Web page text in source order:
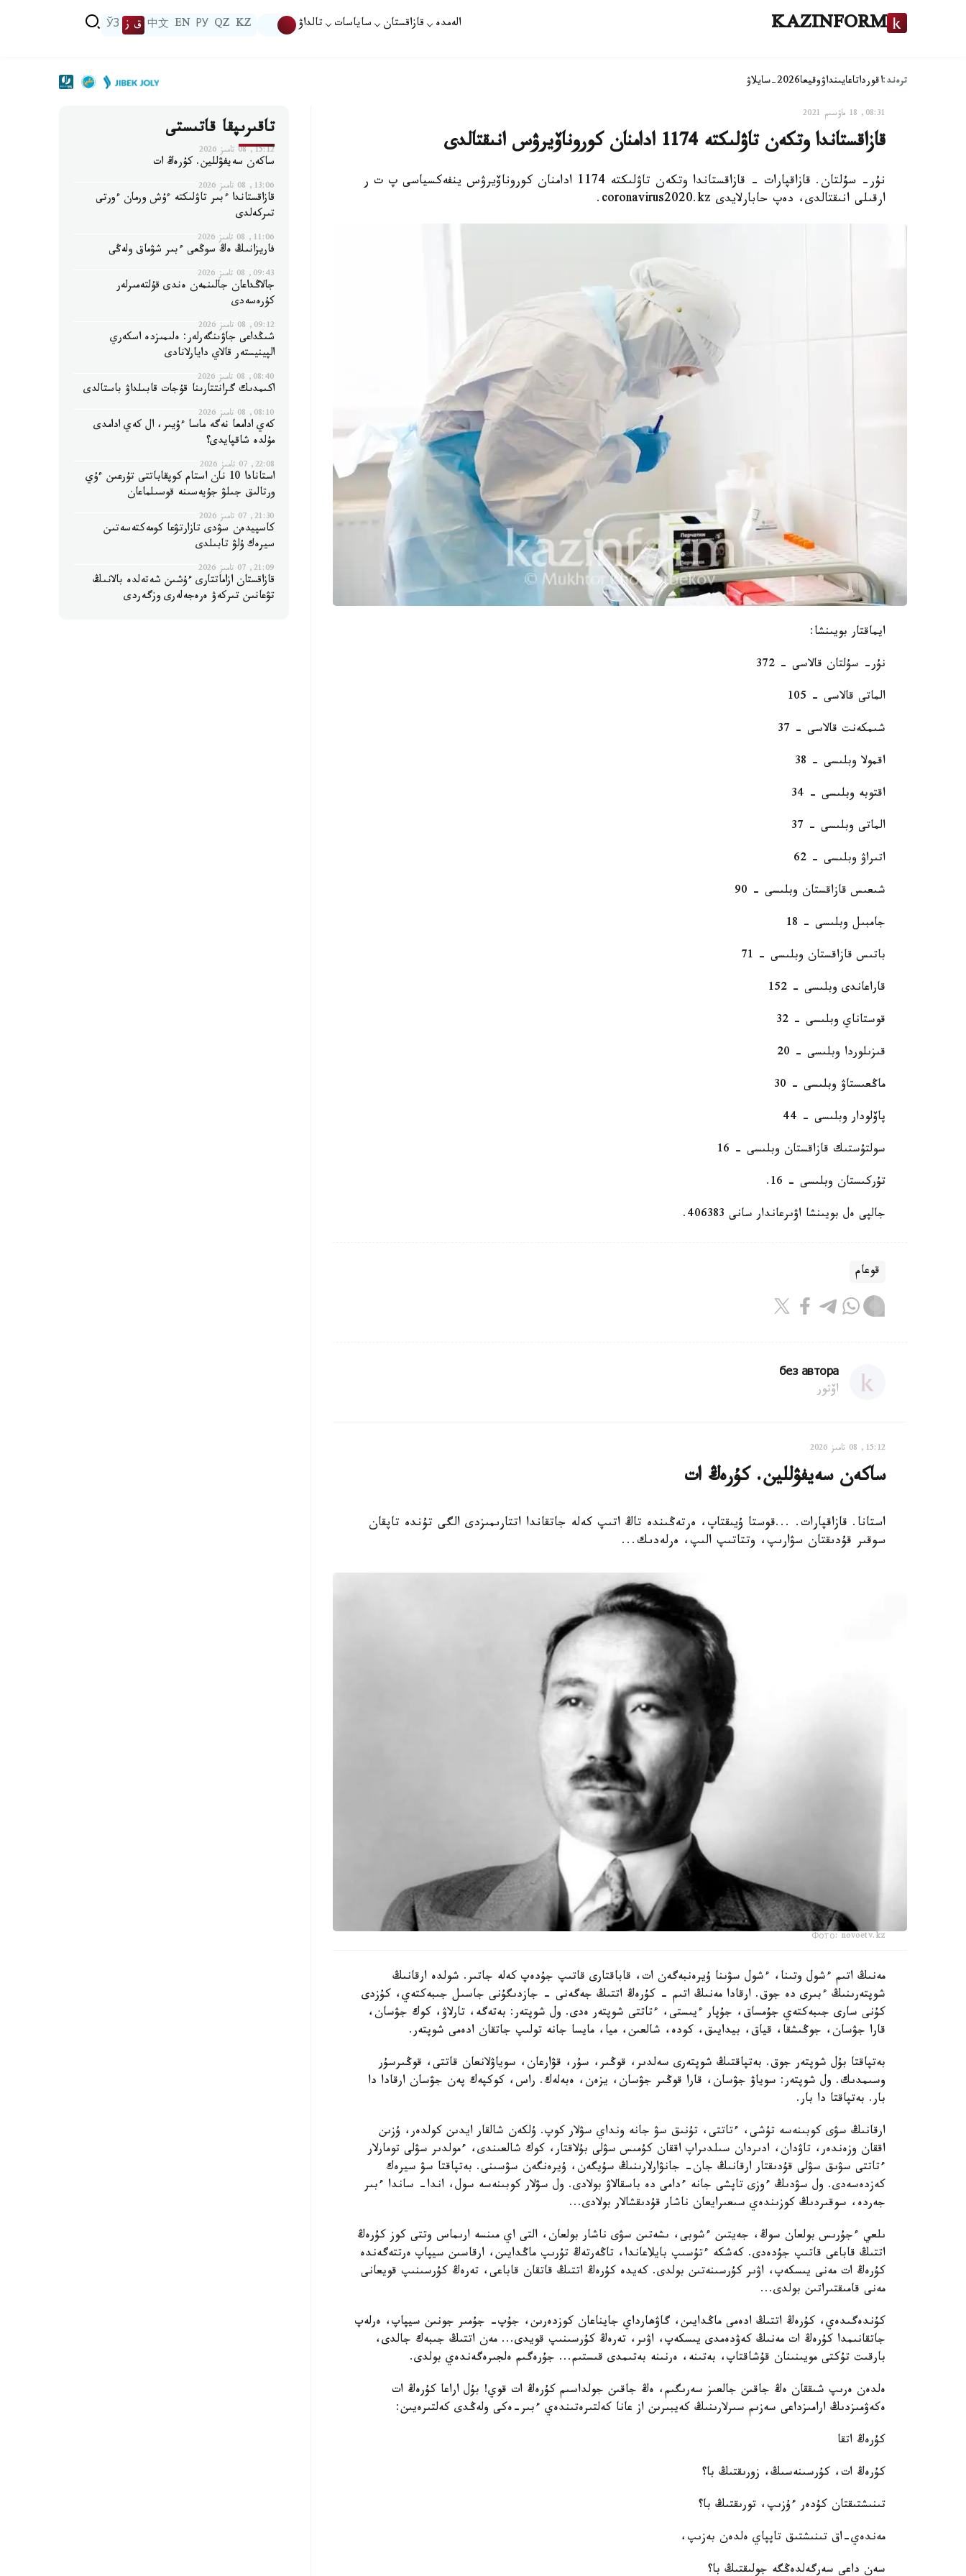
KAZINFORM الەمدە قازاقستان ساياسات تالداۋ KZ
QZ
РУ
EN
中文 ق ز ЎЗ
ترەند:اقورداتاعايىنداۋوقيعا2026-سايلاۋ
08:31, 18 ماۋسىم 2021
قازاقستاندا وتكەن تاۋلىكتە 1174 ادامنان كوروناۆيرۋس انىقتالدى
نۇر- سۇلتان. قازاقپارات - قازاقستاندا وتكەن تاۋلىكتە 1174 ادامنان كوروناۆيرۋس ينفەكسياسى پ ت ر
ارقىلى انىقتالدى، دەپ حابارلايدى coronavirus2020.kz.
ايماقتار بويىنشا:
نۇر- سۇلتان قالاسى – 372
الماتى قالاسى – 105
شىمكەنت قالاسى – 37
اقمولا وبلىسى – 38
اقتوبە وبلىسى – 34
الماتى وبلىسى – 37
اتىراۋ وبلىسى – 62
شىعىس قازاقستان وبلىسى – 90
جامبىل وبلىسى – 18
باتىس قازاقستان وبلىسى – 71
قاراعاندى وبلىسى – 152
قوستاناي وبلىسى – 32
قىزىلوردا وبلىسى – 20
ماڭعىستاۋ وبلىسى – 30
پاۆلودار وبلىسى – 44
سولتۇستىك قازاقستان وبلىسى – 16
تۇركىستان وبلىسى - 16.
جالپى ەل بويىنشا اۋىرعاندار سانى 406383.
قوعام
без автора
اۆتور
15:12, 08 تامىز 2026
ساكەن سەيفۋللين. كۇرەڭ ات
استانا. قازاقپارات. ...قوستا ۇيىقتاپ، ەرتەڭىندە تاڭ اتىپ كەلە جاتقاندا اتتارىمىزدى الگى تۇندە تاپقان
سوقىر قۇدىقتان سۋارىپ، وتتاتىپ الىپ، ەرلەدىك...
Фото: novoetv.kz
مەنىڭ اتىم ءشول وتىنا، ءشول سۋىنا ۇيرەنبەگەن ات، قاباقتارى قاتىپ جۇدەپ كەلە جاتىر. شولدە ارقانىڭ
شوپتەرىنىڭ ءبىرى دە جوق. ارقادا مەنىڭ اتىم - كۇرەڭ اتتىڭ جەگەنى - جازدىگۇنى جاسىل جىبەكتەي، كۇزدى
كۇنى سارى جىبەكتەي جۇمساق، جۇپار ءيىستى، ءتاتتى شوپتەر ەدى. ول شوپتەر: بەتەگە، تارلاۋ، كوك جۋسان،
قارا جۋسان، جوڭىشقا، قياق، بيدايىق، كودە، شالعىن، ميا، مايسا جانە تولىپ جاتقان ادەمى شوپتەر.
بەتپاقتا بۇل شوپتەر جوق. بەتپاقتىڭ شوپتەرى سەلدىر، قوڭىر، سۇر، قۋارعان، سوياۋلانعان قاتتى، قوڭىرسۇر
وسىمدىك. ول شوپتەر: سوياۋ جۋسان، قارا قوڭىر جۋسان، يزەن، ەبەلەك. راس، كوكپەك پەن جۋسان ارقادا دا
بار. بەتپاقتا دا بار.
ارقانىڭ سۋى كوبىنەسە تۇشى، ءتاتتى، تۇنىق سۋ جانە ونداي سۋلار كوپ. ۇلكەن شالقار ايدىن كولدەر، ۇزىن
اققان وزەندەر، تاۋدان، ادىردان سىلدىراپ اققان كۇمىس سۋلى بۇلاقتار، كوك شالعىندى، ءمولدىر سۋلى تومارلار
ءتاتتى سۋىق سۋلى قۇدىقتار ارقانىڭ جان- جانۋارلارىنىڭ سۇيگەن، ۇيرەنگەن سۋسىنى. بەتپاقتا سۋ سيرەك
كەزدەسەدى. ول سۋدىڭ ءوزى تاپشى جانە ءدامى دە باسقالاۋ بولادى. ول سۋلار كوبىنەسە سول، اندا- ساندا ءبىر
جەردە، سوقىردىڭ كوزىندەي سىعىرايعان ناشار قۇدىقشالار بولادى...
ىلعي ءجۇرىس بولعان سوڭ، جەيتىن ءشوبى، ىشەتىن سۋى ناشار بولعان، التى اي مىنسە ارىماس وتتى كوز كۇرەڭ
اتتىڭ قاباعى قاتىپ جۇدەدى. كەشكە ءتۇسىپ بايلاعاندا، تاڭەرتەڭ تۇرىپ ماڭدايىن، ارقاسىن سيپاپ ەرتتەگەندە
كۇرەڭ ات مەنى يىسكەپ، اۋىر كۇرسىنەتىن بولدى. كەيدە كۇرەڭ اتتىڭ قاتقان قاباعى، تەرەڭ كۇرسىنىپ قويعانى
مەنى قامىقتىراتىن بولدى...
كۇندەگىدەي، كۇرەڭ اتتىڭ ادەمى ماڭدايىن، گاۋھارداي جايناعان كوزدەرىن، جۇپ- جۇمىر جونىن سيپاپ، ەرلەپ
جاتقانىمدا كۇرەڭ ات مەنىڭ كەۋدەمدى يىسكەپ، اۋىر، تەرەڭ كۇرسىنىپ قويدى... مەن اتتىڭ جىبەك جالدى،
بارقىت تۇكتى مويىنىنان قۇشاقتاپ، بەتىنە، ەرنىنە بەتىمدى قىستىم... جۇرەگىم ەلجىرەگەندەي بولدى.
ەلدەن ەرىپ شىققان ەڭ جاقىن جالعىز سەرىگىم، ەڭ جاقىن جولداسىم كۇرەڭ ات قوي! بۇل اراعا كۇرەڭ ات
ەكەۋمىزدىڭ ارامىزداعى سەزىم سىرلارىنىڭ كەيبىرىن از عانا كەلتىرەتىندەي ءبىر-ەكى ولەڭدى كەلتىرەيىن:
كۇرەڭ اتقا
كۇرەڭ ات، كۇرسىنەسىڭ، زورىقتىڭ با؟
تىنىشتىقتان كۇدەر ءۇزىپ، تورىقتىڭ با؟
مەندەي-اق تىنىشتىق تاپپاي ەلدەن بەزىپ،
سەن داعى سەرگەلدەڭگە جولىقتىڭ با؟
تاقىرىپقا قاتىستى
15:12, 08 تامىز 2026
ساكەن سەيفۋللين. كۇرەڭ ات
13:06, 08 تامىز 2026
قازاقستاندا ءبىر تاۋلىكتە ءۇش ورمان ءورتى
تىركەلدى
11:06, 08 تامىز 2026
فاريزانىڭ ەڭ سوڭعى ءبىر شۋماق ولەڭى
09:43, 08 تامىز 2026
جالاڭداعان جالىنمەن ەندى قۇلتەمىرلەر
كۇرەسەدى
09:12, 08 تامىز 2026
شىڭداعى جاۋىنگەرلەر: ەلىمىزدە اسكەري
الپينيستەر قالاي دايارلانادى
08:40, 08 تامىز 2026
اكىمدىك گرانتتارىنا قۇجات قابىلداۋ باستالدى
08:10, 08 تامىز 2026
كەي ادامعا نەگە ماسا ءۇيىر، ال كەي ادامدى
مۇلدە شاقپايدى؟
22:08, 07 تامىز 2026
استانادا 10 نان استام كوپقاباتتى تۇرعىن ءۇي
ورتالىق جىلۋ جۇيەسىنە قوسىلماعان
21:30, 07 تامىز 2026
كاسپيدەن سۋدى تازارتۋعا كومەكتەسەتىن
سيرەك ۇلۋ تابىلدى
21:09, 07 تامىز 2026
قازاقستان ازاماتتارى ءۇشىن شەتەلدە بالانىڭ
تۋعانىن تىركەۋ ەرەجەلەرى وزگەردى